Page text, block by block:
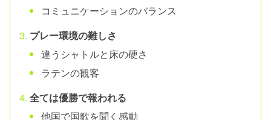
コミュニケーションのバランス
プレー環境の難しさ
違うシャトルと床の硬さ
ラテンの観客
全ては優勝で報われる
他国で国歌を聞く感動